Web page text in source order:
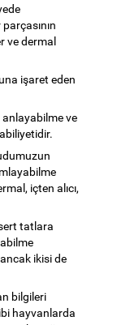
ve dermal
işaret eden
anlayabilme ve
içten alıcı,
tatlara
ikisi de
bilgileri
hayvanlarda